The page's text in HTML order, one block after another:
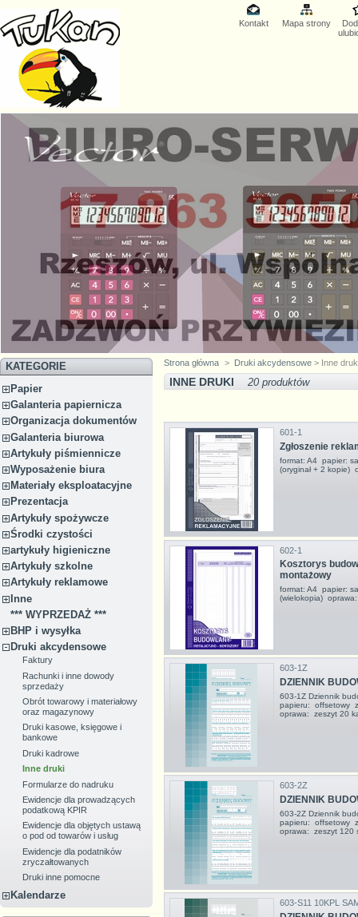
Kontakt Mapa strony
KATEGORIE
Papier
Galanteria papiernicza
Organizacja dokumentów
Galanteria biurowa
Artykuły piśmiennicze
Wyposażenie biura
Materiały eksploatacyjne
Prezentacja
Artykuły spożywcze
Środki czystości
artykuły higieniczne
Artykuły szkolne
Artykuły reklamowe
Inne
*** WYPRZEDAŻ ***
BHP i wysyłka
Druki akcydensowe
Faktury
Rachunki i inne dowody
sprzedaży
Obrót towarowy i materiałowy
oraz magazynowy
Druki kasowe, księgowe i
bankowe
Druki kadrowe
Inne druki
Formularze do nadruku
Ewidencje dla prowadzących
podatkową KPIR
Ewidencje dla objętych ustawą
o pod od towarów i usług
Ewidencje dla podatników
zryczałtowanych
Druki inne pomocne
Kalendarze
Strona główna > Druki akcydensowe > Inne
INNE DRUKI 20 produktów
601-1
Zgłoszenie
format: A4 papier:
(oryginał + 2 kopie)
602-1
Kosztorys
montażowy
format: A4 papier:
(wielokopia)
603-1Z
DZIENNIK
603-1Z Dziennik
papieru: offsetowy
oprawa: zeszyt 20
603-2Z
DZIENNIK
603-2Z Dziennik
papieru: offsetowy
oprawa: zeszyt
603-S11 10KPL